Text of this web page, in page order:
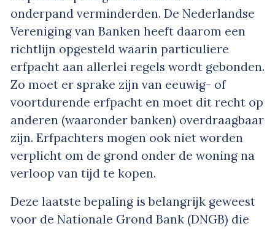
onderpand verminderden. De Nederlandse
Vereniging van Banken heeft daarom een
richtlijn opgesteld waarin particuliere
erfpacht aan allerlei regels wordt gebonden.
Zo moet er sprake zijn van eeuwig- of
voortdurende erfpacht en moet dit recht op
anderen (waaronder banken) overdraagbaar
zijn. Erfpachters mogen ook niet worden
verplicht om de grond onder de woning na
verloop van tijd te kopen.
Deze laatste bepaling is belangrijk geweest
voor de Nationale Grond Bank (DNGB) die